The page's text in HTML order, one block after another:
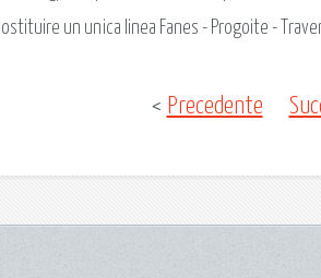
un unica linea Fanes - Progoite -
< Precedente